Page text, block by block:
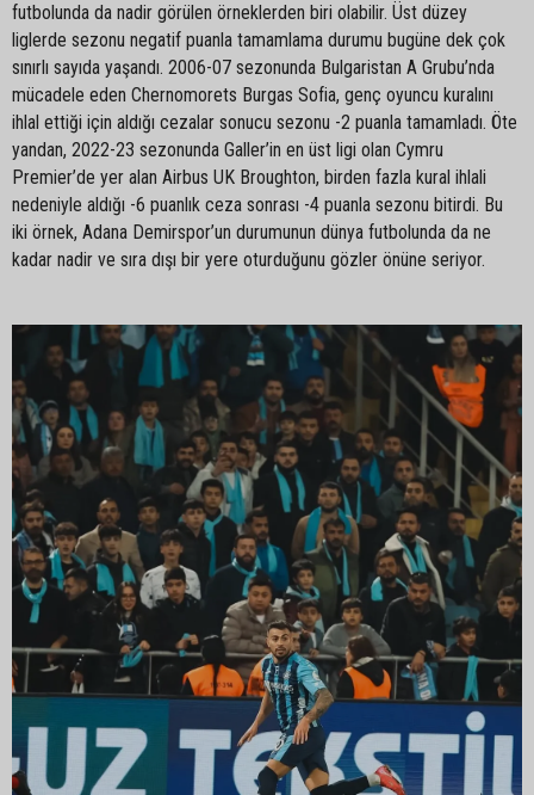
futbolunda da nadir görülen örneklerden biri olabilir. Üst düzey
liglerde sezonu negatif puanla tamamlama durumu bugüne dek çok
sınırlı sayıda yaşandı. 2006-07 sezonunda Bulgaristan A Grubu’nda
mücadele eden Chernomorets Burgas Sofia, genç oyuncu kuralını
ihlal ettiği için aldığı cezalar sonucu sezonu -2 puanla tamamladı. Öte
yandan, 2022-23 sezonunda Galler’in en üst ligi olan Cymru
Premier’de yer alan Airbus UK Broughton, birden fazla kural ihlali
nedeniyle aldığı -6 puanlık ceza sonrası -4 puanla sezonu bitirdi. Bu
iki örnek, Adana Demirspor’un durumunun dünya futbolunda da ne
kadar nadir ve sıra dışı bir yere oturduğunu gözler önüne seriyor.